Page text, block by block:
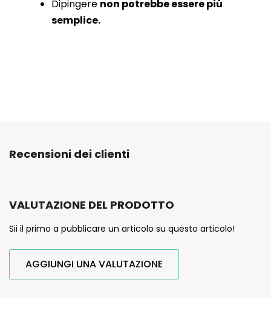
Dipingere non potrebbe essere più
semplice.
Recensioni dei clienti
VALUTAZIONE DEL PRODOTTO
Sii il primo a pubblicare un articolo su questo articolo!
AGGIUNGI UNA VALUTAZIONE